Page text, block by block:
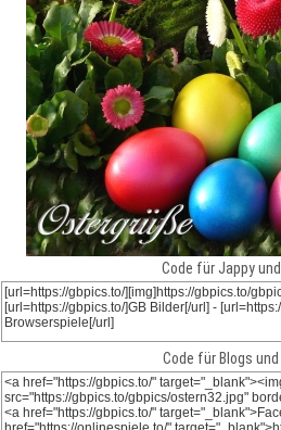
Code für Jappy und
Code für Blogs und